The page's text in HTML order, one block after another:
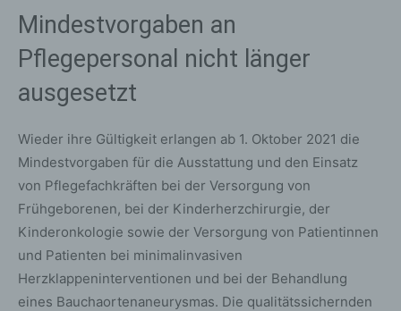
Mindestvorgaben an
Pflegepersonal nicht länger
ausgesetzt
Wieder ihre Gültigkeit erlangen ab 1. Oktober 2021 die
Mindestvorgaben für die Ausstattung und den Einsatz
von Pflegefachkräften bei der Versorgung von
Frühgeborenen, bei der Kinderherzchirurgie, der
Kinderonkologie sowie der Versorgung von Patientinnen
und Patienten bei minimalinvasiven
Herzklappeninterventionen und bei der Behandlung
eines Bauchaortenaneurysmas. Die qualitätssichernden